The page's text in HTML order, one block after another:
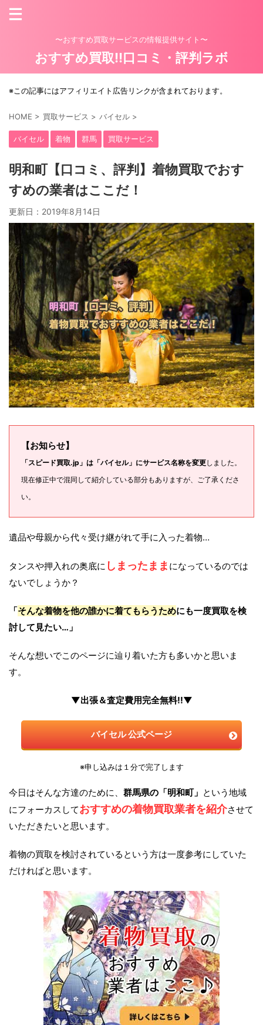
〜おすすめ買取サービスの情報提供サイト〜
おすすめ買取!!口コミ・評判ラボ
※この記事にはアフィリエイト広告リンクが含まれております。
HOME > 買取サービス > バイセル >
バイセル 着物 群馬 買取サービス
明和町【口コミ、評判】着物買取でおす
すめの業者はここだ！
更新日： 2019年8月14日
【お知らせ】
「スピード買取.jp」は「バイセル」にサービス名称を変更しました。
現在修正中で混同して紹介している部分もありますが、ご了承くださ
い。
遺品や母親から代々受け継がれて手に入った着物…
タンスや押入れの奥底に しまったまま になっているのでは
ないでしょうか？
「そんな着物を他の誰かに着てもらうためにも一度買取を検
討して見たい…」
そんな想いでこのページに辿り着いた方も多いかと思いま
す。
▼出張＆査定費用完全無料!!▼
バイセル 公式ページ
※申し込みは１分で完了します
今日はそんな方達のために、 群馬県の「明和町」 という地域
にフォーカスしておすすめの着物買取業者を紹介させて
いただきたいと思います。
着物の買取を検討されているという方は一度参考にしていた
だければと思います。